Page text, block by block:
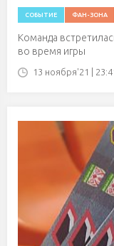
СОБЫТИЕ ФАН-ЗОНА
Команда
во время игры
13 ноября'21 |